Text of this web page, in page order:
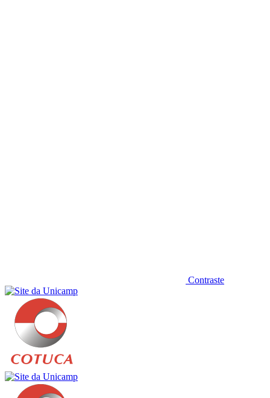
Contraste